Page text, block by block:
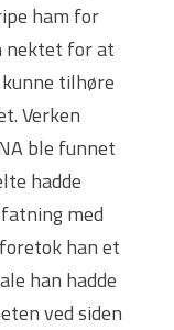
ham for
nektet for at
tilhøre
Verken
ble funnet
hadde
med
han et
han hadde
ved siden